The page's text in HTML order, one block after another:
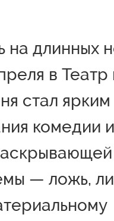
на длинных
в
стал
комедии и
— ложь,